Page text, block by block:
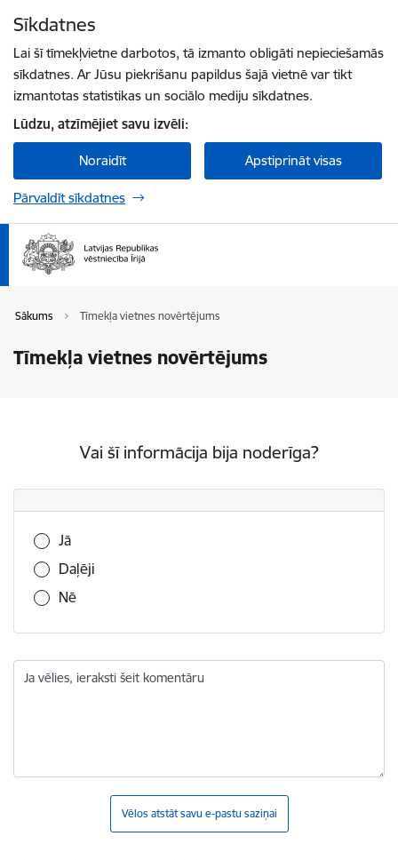
Sīkdatnes
Lai šī tīmekļvietne darbotos, tā izmanto obligāti nepieciešamās
sīkdatnes. Ar Jūsu piekrišanu papildus šajā vietnē var tikt
izmantotas statistikas un sociālo mediju sīkdatnes.
Lūdzu, atzīmējiet savu izvēli:
Noraidīt Apstiprināt visas
Pārvaldīt sīkdatnes
Sākums Tīmekļa vietnes novērtējums
Tīmekļa vietnes novērtējums
Vai šī informācija bija noderīga?
Vai šī informācija bija noderīga?
Jā
Daļēji
Nē
Ja vēlies, ieraksti šeit komentāru
Vēlos atstāt savu e-pastu saziņai